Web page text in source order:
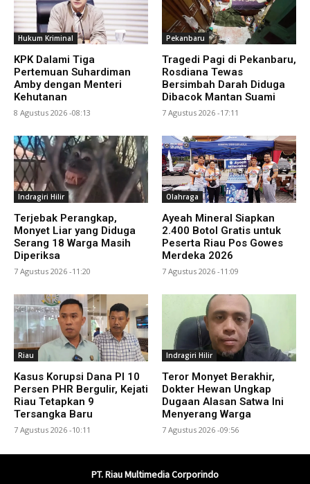
Hukum Kriminal
KPK Dalami Tiga
Pertemuan Suhardiman
Amby dengan Menteri
Kehutanan
8 Agustus 2026 -08:13
Pekanbaru
Tragedi Pagi di Pekanbaru,
Rosdiana Tewas
Bersimbah Darah Diduga
Dibacok Mantan Suami
7 Agustus 2026 -17:11
Indragiri Hilir
Terjebak Perangkap,
Monyet Liar yang Diduga
Serang 18 Warga Masih
Diperiksa
7 Agustus 2026 -11:20
Olahraga
Ayeah Mineral Siapkan
2.400 Botol Gratis untuk
Peserta Riau Pos Gowes
Merdeka 2026
7 Agustus 2026 -11:09
Riau
Kasus Korupsi Dana PI 10
Persen PHR Bergulir, Kejati
Riau Tetapkan 9
Tersangka Baru
7 Agustus 2026 -10:11
Indragiri Hilir
Teror Monyet Berakhir,
Dokter Hewan Ungkap
Dugaan Alasan Satwa Ini
Menyerang Warga
7 Agustus 2026 -09:56
PT. Riau Multimedia Corporindo